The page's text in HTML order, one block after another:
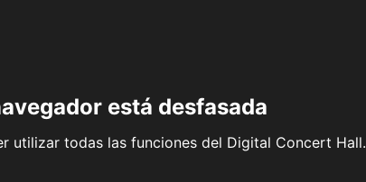
está desfasada
utilizar todas las funciones del Digital Concert Hall.